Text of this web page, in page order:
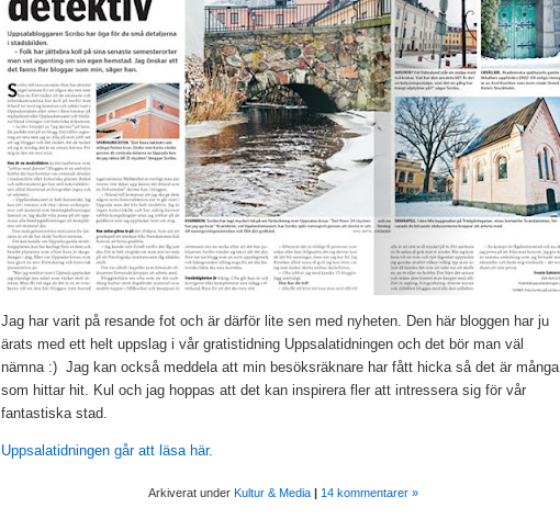
Jag har varit på resande fot och är därför lite sen med nyheten. Den här bloggen har ju
ärats med ett helt uppslag i vår gratistidning Uppsalatidningen och det bör man väl
nämna :) Jag kan också meddela att min besöksräknare har fått hicka så det är många
som hittar hit. Kul och jag hoppas att det kan inspirera fler att intressera sig för vår
fantastiska stad.
Uppsalatidningen går att läsa här.
Arkiverat under Kultur & Media | 14 kommentarer »